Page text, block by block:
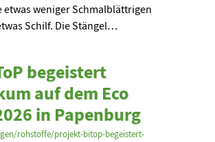
etwas weniger Schmalblättrigen
Schilf. Die Stängel…
begeistert
auf dem Eco
in Papenburg
rohstoffe/projekt-bitop-begeistert-